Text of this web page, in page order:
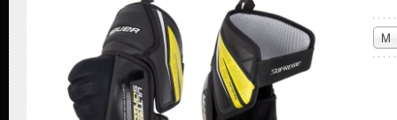
M